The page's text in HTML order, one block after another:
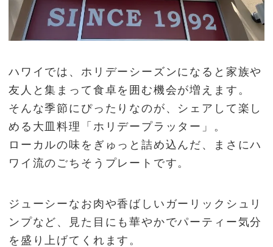
ハワイでは、ホリデーシーズンになると家族や
友人と集まって食卓を囲む機会が増えます。
そんな季節にぴったりなのが、シェアして楽し
める大皿料理「ホリデープラッター」。
ローカルの味をぎゅっと詰め込んだ、まさにハ
ワイ流のごちそうプレートです。
ジューシーなお肉や香ばしいガーリックシュリ
ンプなど、見た目にも華やかでパーティー気分
を盛り上げてくれます。